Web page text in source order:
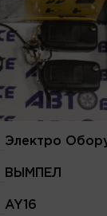
Электро
ВЫМПЕЛ
AY16